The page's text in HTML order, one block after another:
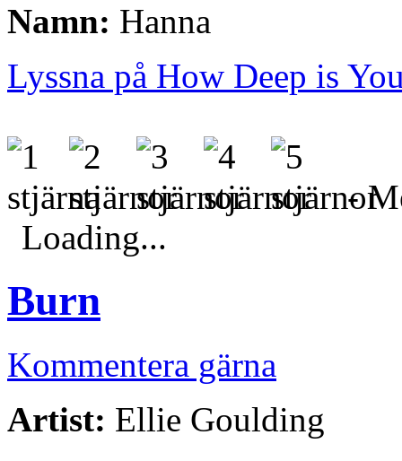
Namn: Hanna
Lyssna på How Deep is
-
Loading...
Burn
Kommentera gärna
Artist: Ellie Goulding